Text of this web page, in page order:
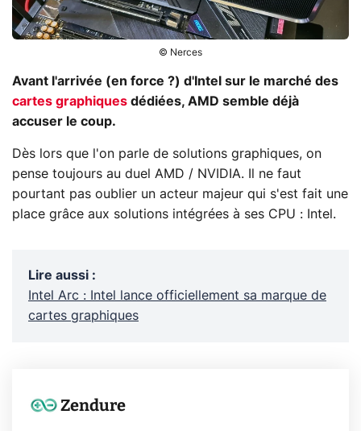
© Nerces
Avant l'arrivée (en force ?) d'Intel sur le marché des
cartes graphiques dédiées, AMD semble déjà
accuser le coup.
Dès lors que l'on parle de solutions graphiques, on
pense toujours au duel AMD / NVIDIA. Il ne faut
pourtant pas oublier un acteur majeur qui s'est fait une
place grâce aux solutions intégrées à ses CPU : Intel.
Lire aussi :
Intel Arc : Intel lance officiellement sa marque de
cartes graphiques
Zendure